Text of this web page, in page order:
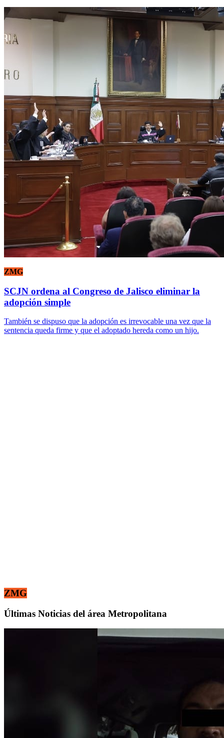
ZMG
SCJN ordena al Congreso de Jalisco eliminar la
adopción simple
También se dispuso que la adopción es irrevocable una vez que la
sentencia queda firme y que el adoptado hereda como un hijo.
ZMG
Últimas Noticias del área Metropolitana